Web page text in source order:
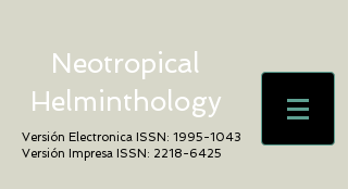
Neotropical
Helminthology
Versión Electronica ISSN: 1995-1043
Versión Impresa ISSN: 2218-6425